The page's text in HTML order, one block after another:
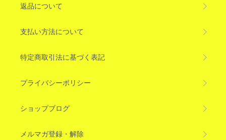
返品について
支払い方法について
特定商取引法に基づく表記
プライバシーポリシー
ショップブログ
メルマガ登録・解除